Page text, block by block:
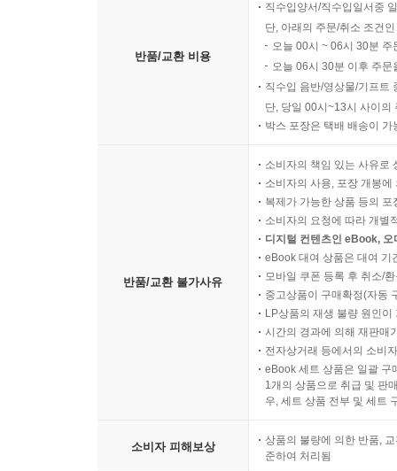
반품/교환 비용
직수입양서/직수입일서중
단, 아래의 주문/취소 조건
오늘 00시 ~ 06시 30분
오늘 06시 30분 이후 주
직수입 음반/영상물/기프트
단, 당일 00시~13시 사이의
박스 포장은 택배 배송이
반품/교환 불가사유
소비자의 책임 있는 사유로
소비자의 사용, 포장 개봉
복제가 가능한 상품 등의
소비자의 요청에 따라 개별
디지털 컨텐츠인 eBook,
eBook 대여 상품은 대여 기
모바일 쿠폰 등록 후 취소/
중고상품이 구매확정(자동
LP상품의 재생 불량 원인
시간의 경과에 의해 재판매
전자상거래 등에서의 소비
eBook 세트 상품은 일괄 구
1개의 상품으로 취급 및 판
우, 세트 상품 전부 및 세트
소비자 피해보상
상품의 불량에 의한 반품,
준하여 처리됨